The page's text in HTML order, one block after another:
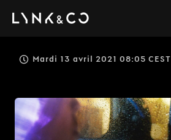
Mardi 13 avril 2021 08:05 CEST